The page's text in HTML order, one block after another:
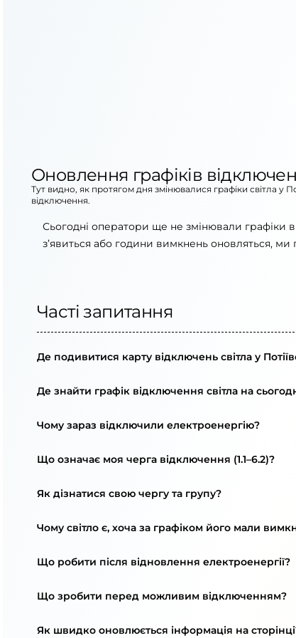
Оновлення графіків
Тут видно, як протягом дня змінювалися графіки світла у
відключення.
Сьогодні оператори ще не змінювали графіки
з’явиться або години вимкнень оновляться,
Часті запитання
Де подивитися карту відключень світла у
Де знайти графік відключення світла на
Чому зараз відключили електроенергію?
Що означає моя черга відключення (1.1–6.2)?
Як дізнатися свою чергу та групу?
Чому світло є, хоча за графіком його мали
Що робити після відновлення електроенергії?
Що зробити перед можливим відключенням?
Як швидко оновлюється інформація на